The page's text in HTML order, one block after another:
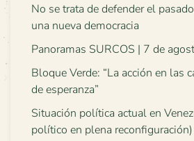
No se trata de defender el
una nueva democracia
Panoramas SURCOS | 7 de
Bloque Verde: “La acción en las
de esperanza”
Situación política actual en
político en plena reconfiguración)